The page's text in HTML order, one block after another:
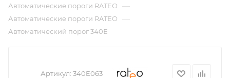
Автоматические пороги RATEO —
Автоматические пороги RATEO —
Автоматический порог 340Е
Артикул: 340E063